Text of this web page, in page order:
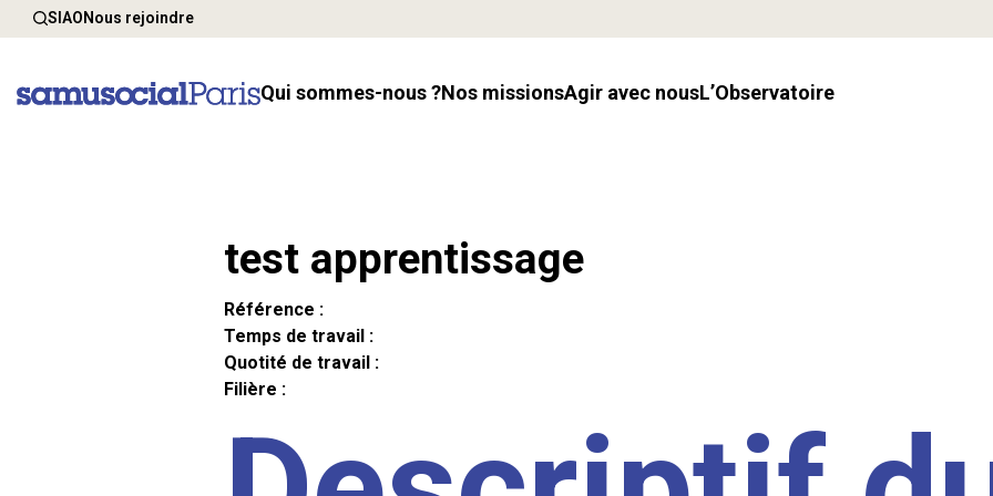
SIAONous rejoindre
Qui sommes-nous ? Nos missions Agir avec nous l’Observatoire
test apprentissage
Référence :
Temps de travail :
Quotité de travail :
Filière :